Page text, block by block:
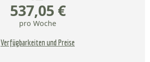
537,05 €
pro Woche
Verfügbarkeiten und Preise